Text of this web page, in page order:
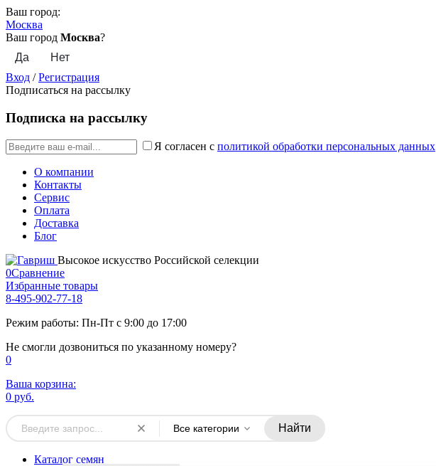
Ваш город:
Москва
Ваш город Москва?
Вход /Регистрация
Подписаться на рассылку
Подписка на рассылку
Я согласен с политикой обработки персональных данных
О компании
Контакты
Сервис
Оплата
Доставка
Блог
Высокое искусство Российской селекции
0Сравнение
Избранные товары
8-495-902-77-18
Режим работы: Пн-Пт с 9:00 до 17:00
Не смогли дозвониться по указанному номеру?
0
Ваша корзина:
0 руб.
Все категории Найти
Каталог семян